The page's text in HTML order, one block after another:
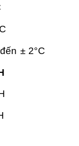
± 2°C